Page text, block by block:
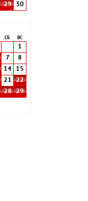
29 30
СБ ВС
1
7
8
14
15
21
22
28
29